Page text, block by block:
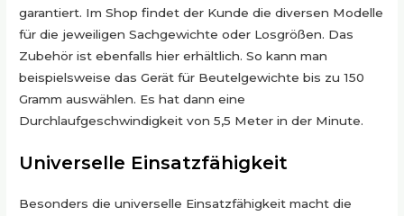
garantiert. Im Shop findet der Kunde die diversen Modelle
für die jeweiligen Sachgewichte oder Losgrößen. Das
Zubehör ist ebenfalls hier erhältlich. So kann man
beispielsweise das Gerät für Beutelgewichte bis zu 150
Gramm auswählen. Es hat dann eine
Durchlaufgeschwindigkeit von 5,5 Meter in der Minute.
Universelle Einsatzfähigkeit
Besonders die universelle Einsatzfähigkeit macht die